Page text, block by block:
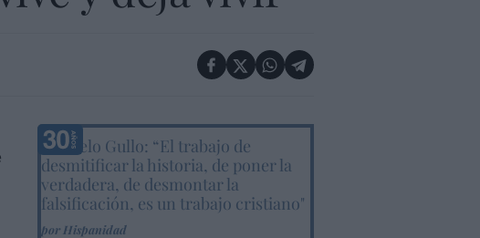
Marcelo Gullo: “El trabajo de
desmitificar la historia, de poner la
verdadera, de desmontar la
falsificación, es un trabajo cristiano"
por Hispanidad